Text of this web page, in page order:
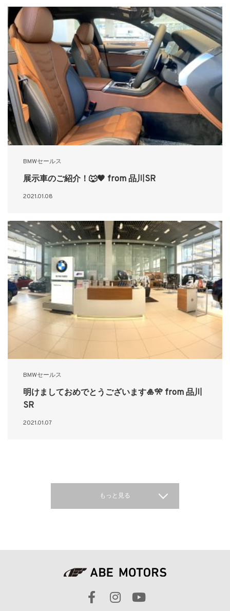
BMWセールス
展示車のご紹介！🐺🖤 from 品川SR
2021.01.08
BMWセールス
明けましておめでとうございます🎍🎌 from 品川
SR
2021.01.07
もっと見る